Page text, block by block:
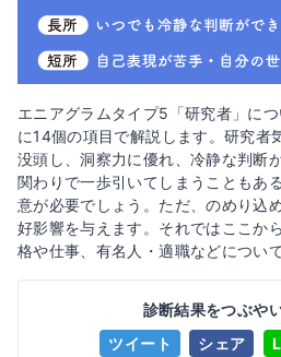
エニアグラムタイプ5「研究者」に
に14個の項目で解説します。研究者
没頭し、洞察力に優れ、冷静な判断
関わりで一歩引いてしまうこともあ
意が必要でしょう。ただ、のめり込
好影響を与えます。それではここか
格や仕事、有名人・適職などについ
診断結果をつぶや
ツイート
シェア